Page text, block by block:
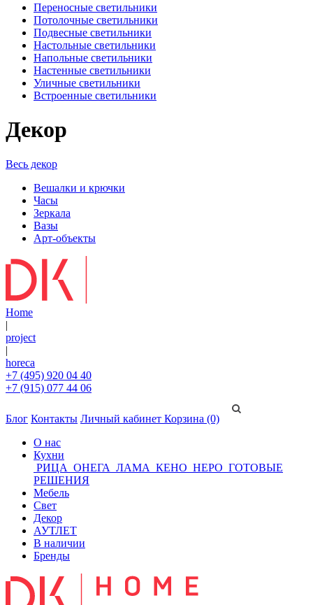
Переносные светильники
Потолочные светильники
Подвесные светильники
Настольные светильники
Напольные светильники
Настенные светильники
Уличные светильники
Встроенные светильники
Декор
Весь декор
Вешалки и крючки
Часы
Зеркала
Вазы
Арт-объекты
Home
|
project
|
horeca
+7 (495) 920 04 40
+7 (915) 077 44 06
Блог Контакты Личный кабинет Корзина (0)
О нас
Кухни
РИЦА ОНЕГА ЛАМА КЕНО НЕРО ГОТОВЫЕ
РЕШЕНИЯ
Мебель
Свет
Декор
АУТЛЕТ
В наличии
Бренды